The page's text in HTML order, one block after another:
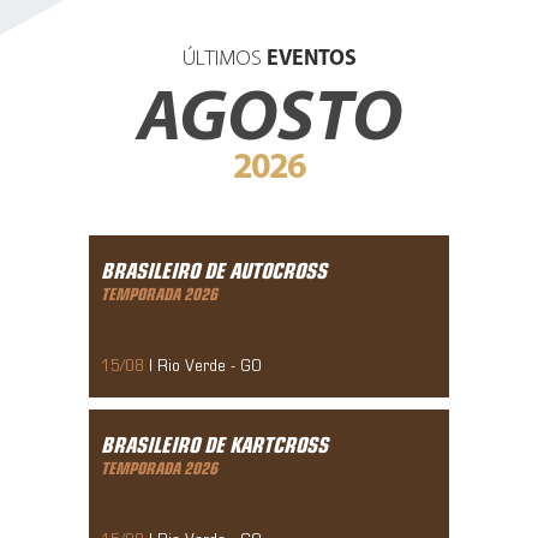
ÚLTIMOS EVENTOS
AGOSTO
2026
BRASILEIRO DE AUTOCROSS
TEMPORADA 2026
15/08 | Rio Verde - GO
10/05/2019
BRASILEIRO DE KARTCROSS
TEMPORADA 2026
10/05/2019